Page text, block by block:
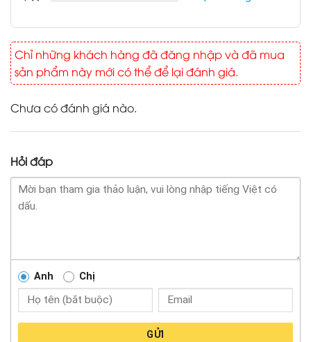
Chỉ những khách hàng đã đăng nhập và đã mua
sản phẩm này mới có thể để lại đánh giá.
Chưa có đánh giá nào.
Hỏi đáp
Anh Chị
GỬI